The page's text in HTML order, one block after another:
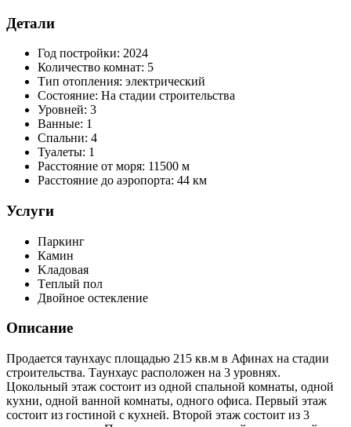
Детали
Год постройки: 2024
Количество комнат: 5
Тип отопления: электрический
Состояние: На стадии строительства
Уровней: 3
Ванные: 1
Спальни: 4
Туалеты: 1
Расстояние от моря: 11500 м
Расстояние до аэропорта: 44 км
Услуги
Паркинг
Камин
Kладовая
Τеплый пол
Двойное остекление
Описание
Продается таунхаус площадью 215 кв.м в Афинах на стадии
строительства. Таyнхаус расположен на 3 уровнях.
Цокольный этаж состоит из одной спальной комнаты, одной
кухни, одной ванной комнаты, одного офиса. Первый этаж
состоит из гостиной с кухней. Второй этаж состоит из 3